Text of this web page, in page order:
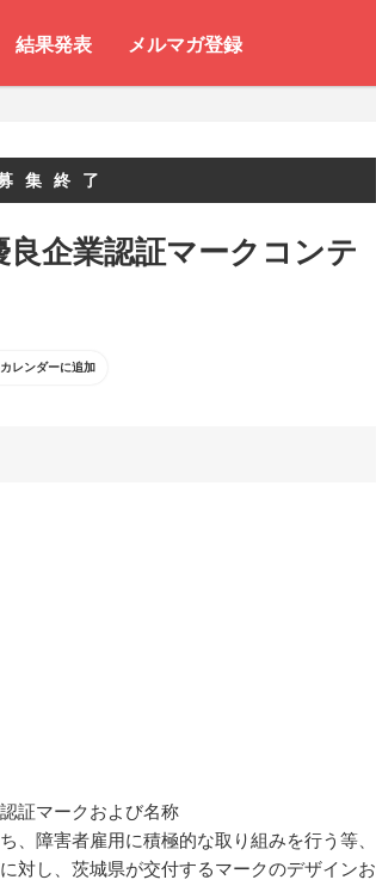
結果発表 メルマガ登録
集終了
企業認証マークコンテ
レンダーに追加
証マークおよび名称
、障害者雇用に積極的な取り組みを行う等、
対し、茨城県が交付するマークのデザインお